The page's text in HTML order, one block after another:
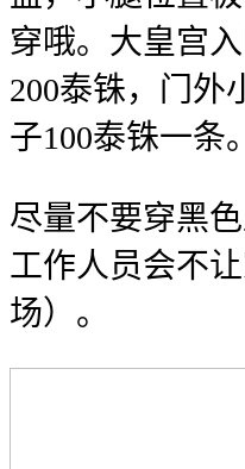
穿哦。大皇宫
200泰铢，门外
子100泰铢一条。
尽量不要穿黑
工作人员会不
场）。